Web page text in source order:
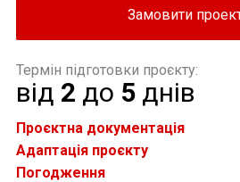
Замовити
Термін підготовки проєкту:
від 2 до 5 днів
Проєктна документація
Адаптація проєкту
Погодження